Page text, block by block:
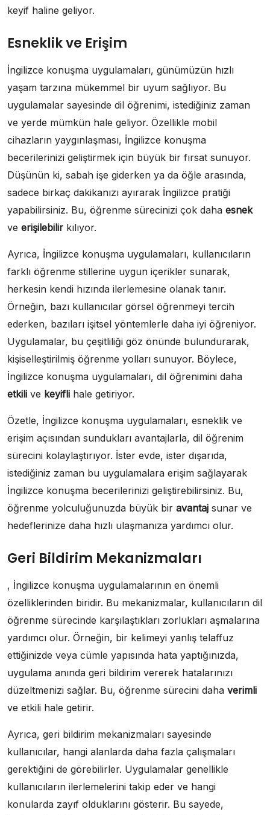
keyif haline geliyor.
Esneklik ve Erişim
İngilizce konuşma uygulamaları, günümüzün hızlı
yaşam tarzına mükemmel bir uyum sağlıyor. Bu
uygulamalar sayesinde dil öğrenimi, istediğiniz zaman
ve yerde mümkün hale geliyor. Özellikle mobil
cihazların yaygınlaşması, İngilizce konuşma
becerilerinizi geliştirmek için büyük bir fırsat sunuyor.
Düşünün ki, sabah işe giderken ya da öğle arasında,
sadece birkaç dakikanızı ayırarak İngilizce pratiği
yapabilirsiniz. Bu, öğrenme sürecinizi çok daha esnek
ve erişilebilir kılıyor.
Ayrıca, İngilizce konuşma uygulamaları, kullanıcıların
farklı öğrenme stillerine uygun içerikler sunarak,
herkesin kendi hızında ilerlemesine olanak tanır.
Örneğin, bazı kullanıcılar görsel öğrenmeyi tercih
ederken, bazıları işitsel yöntemlerle daha iyi öğreniyor.
Uygulamalar, bu çeşitliliği göz önünde bulundurarak,
kişiselleştirilmiş öğrenme yolları sunuyor. Böylece,
İngilizce konuşma uygulamaları, dil öğrenimini daha
etkili ve keyifli hale getiriyor.
Özetle, İngilizce konuşma uygulamaları, esneklik ve
erişim açısından sundukları avantajlarla, dil öğrenim
sürecini kolaylaştırıyor. İster evde, ister dışarıda,
istediğiniz zaman bu uygulamalara erişim sağlayarak
İngilizce konuşma becerilerinizi geliştirebilirsiniz. Bu,
öğrenme yolculuğunuzda büyük bir avantaj sunar ve
hedeflerinize daha hızlı ulaşmanıza yardımcı olur.
Geri Bildirim Mekanizmaları
, İngilizce konuşma uygulamalarının en önemli
özelliklerinden biridir. Bu mekanizmalar, kullanıcıların dil
öğrenme sürecinde karşılaştıkları zorlukları aşmalarına
yardımcı olur. Örneğin, bir kelimeyi yanlış telaffuz
ettiğinizde veya cümle yapısında hata yaptığınızda,
uygulama anında geri bildirim vererek hatalarınızı
düzeltmenizi sağlar. Bu, öğrenme sürecini daha verimli
ve etkili hale getirir.
Ayrıca, geri bildirim mekanizmaları sayesinde
kullanıcılar, hangi alanlarda daha fazla çalışmaları
gerektiğini de görebilirler. Uygulamalar genellikle
kullanıcıların ilerlemelerini takip eder ve hangi
konularda zayıf olduklarını gösterir. Bu sayede,